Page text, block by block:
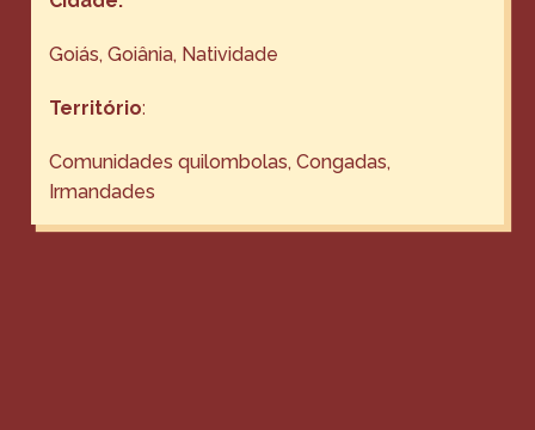
Goiás, Goiânia, Natividade
Território:
Comunidades quilombolas, Congadas,
Irmandades